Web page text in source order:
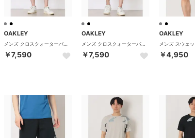
OAKLEY
￥7,590
OAKLEY
￥7,590
OAKLEY
￥4,950